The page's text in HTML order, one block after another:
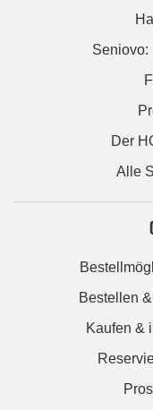
Seniovo:
Der
Alle
Bestellen
Kaufen &